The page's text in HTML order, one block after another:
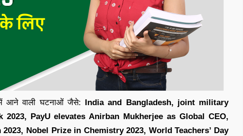
में आने वाली घटनाओं जैसे: India and Bangladesh, joint military
PayU elevates Anirban Mukherjee as Global CEO,
Nobel Prize in Chemistry 2023, World Teachers’ Day